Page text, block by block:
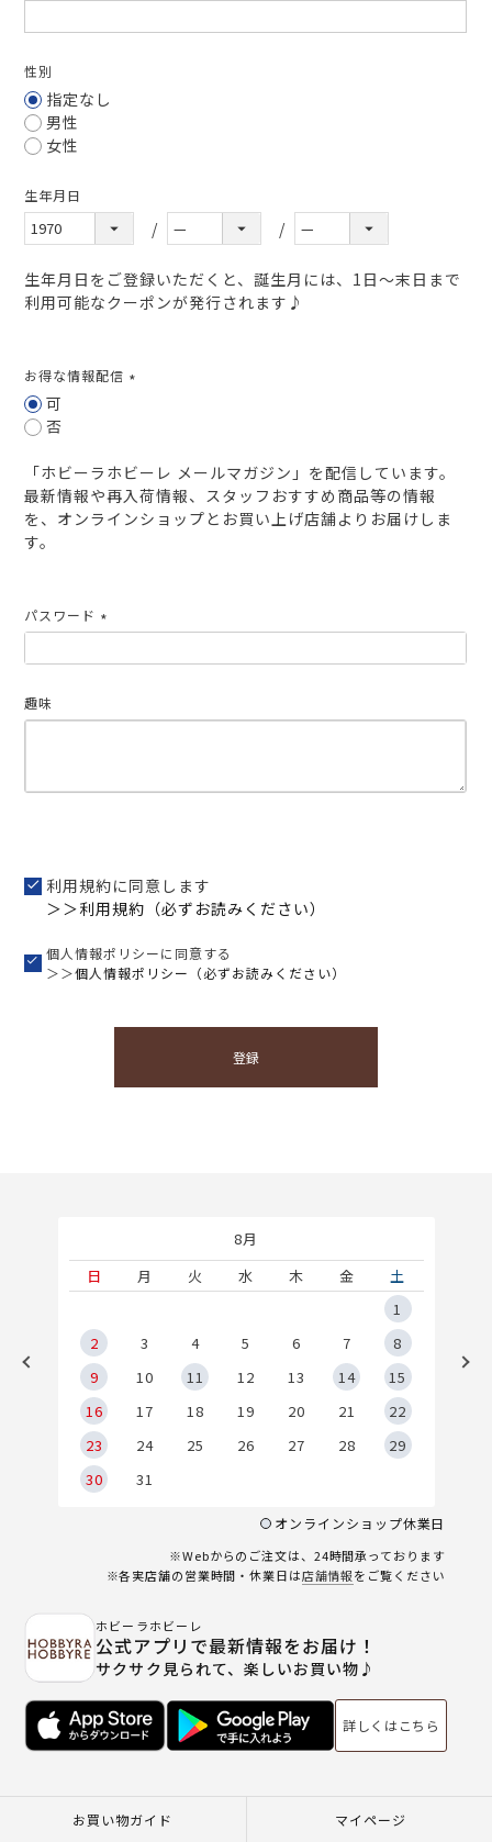
須)
性別
指定なし
男性
女性
生年月日
生年月日をご登録いただくと、誕生月には、1日～末日まで
利用可能なクーポンが発行されます♪
お得な情報配信
可
否
「ホビーラホビーレ メールマガジン」を配信しています。
最新情報や再入荷情報、スタッフおすすめ商品等の情報
を、オンラインショップとお買い上げ店舗よりお届けしま
す。
パスワード
須)
趣味
利用規約に同意します
＞＞利用規約（必ずお読みください）
個人情報ポリシーに同意する
＞＞個人情報ポリシー（必ずお読みください）
登録
8月
日
月 火 水 木 金
土
1
2
3 4 5 6 7
8
9
10 11 12 13 14
15
16
17 18 19 20 21
22
23
24 25 26 27 28
29
30
31
オンラインショップ休業日
※Webからのご注文は、24時間承っております
※各実店舗の営業時間・休業日は店舗情報をご覧ください
ホビーラホビーレ
公式アプリで最新情報をお届け！
サクサク見られて、楽しいお買い物♪
詳しくはこちら
お買い物ガイド マイページ